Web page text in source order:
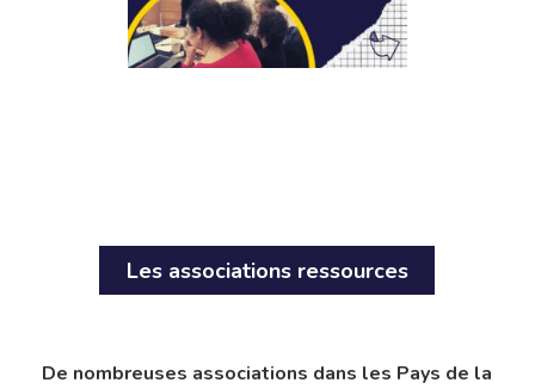
Les associations ressources
De nombreuses associations dans les Pays de la